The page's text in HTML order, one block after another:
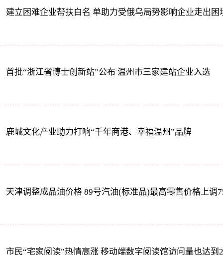
建立困难企业帮扶白名 单助力受俄乌局势影响企业走出困
首批“浙江省博士创新站”公布 温州市三家建站企业入选
鹿城文化产业助力打响“千年商港、幸福温州”品牌
天津调整成品油价格 89号汽油(标准品)最高零售价格上调
市民“宅家阅读”热情高涨 移动端数字阅读馆访问量也达到